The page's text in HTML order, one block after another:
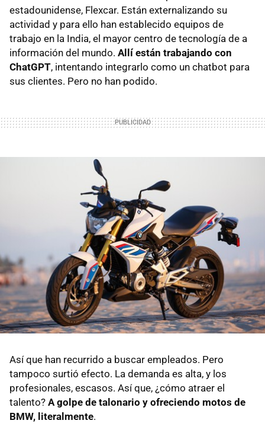
estadounidense, Flexcar. Están externalizando su
actividad y para ello han establecido equipos de
trabajo en la India, el mayor centro de tecnología de a
información del mundo. Allí están trabajando con
ChatGPT, intentando integrarlo como un chatbot para
sus clientes. Pero no han podido.
Así que han recurrido a buscar empleados. Pero
tampoco surtió efecto. La demanda es alta, y los
profesionales, escasos. Así que, ¿cómo atraer el
talento? A golpe de talonario y ofreciendo motos de
BMW, literalmente.